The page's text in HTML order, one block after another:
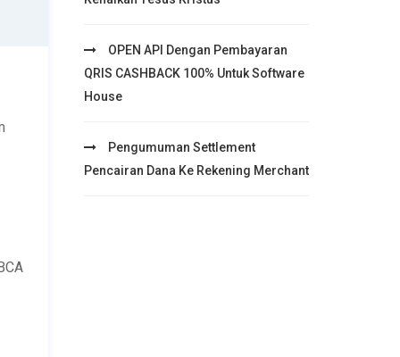
OPEN API Dengan Pembayaran
QRIS CASHBACK 100% Untuk Software
House
Pengumuman Settlement
Pencairan Dana Ke Rekening Merchant